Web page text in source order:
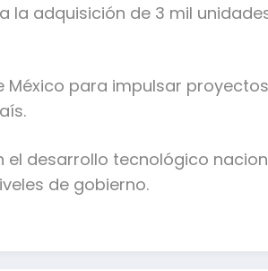
adquisición de 3 mil
para impulsar
desarrollo tecnológico
de gobierno.